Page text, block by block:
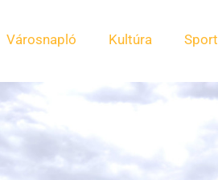
Városnapló Kultúra Sport